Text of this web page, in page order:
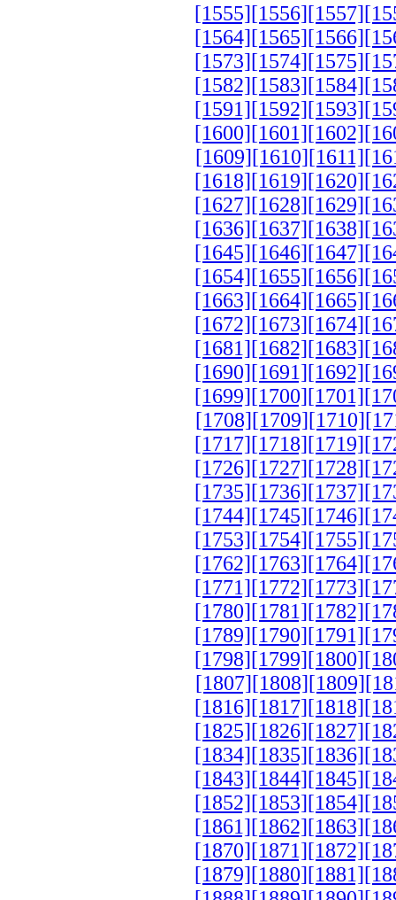
[1555][1556][1557]
[1564][1565][1566]
[1573][1574][1575]
[1582][1583][1584]
[1591][1592][1593]
[1600][1601][1602]
[1609][1610][1611]
[1618][1619][1620]
[1627][1628][1629]
[1636][1637][1638]
[1645][1646][1647]
[1654][1655][1656]
[1663][1664][1665]
[1672][1673][1674]
[1681][1682][1683]
[1690][1691][1692]
[1699][1700][1701]
[1708][1709][1710]
[1717][1718][1719]
[1726][1727][1728]
[1735][1736][1737]
[1744][1745][1746]
[1753][1754][1755]
[1762][1763][1764]
[1771][1772][1773]
[1780][1781][1782]
[1789][1790][1791]
[1798][1799][1800]
[1807][1808][1809]
[1816][1817][1818]
[1825][1826][1827]
[1834][1835][1836]
[1843][1844][1845]
[1852][1853][1854]
[1861][1862][1863]
[1870][1871][1872]
[1879][1880][1881]